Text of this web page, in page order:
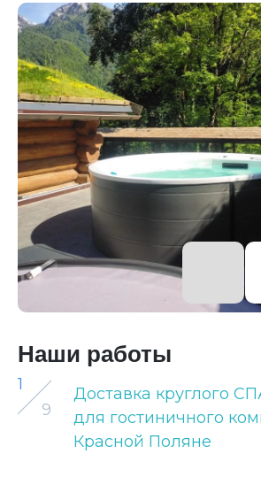
Наши работы
1
9
Доставка круглого
для гостиничного
Красной Поляне